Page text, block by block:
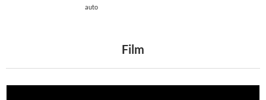
auto
Film